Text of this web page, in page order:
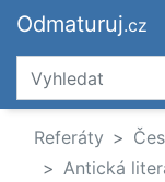
Odmaturuj.cz
Referáty
Antická